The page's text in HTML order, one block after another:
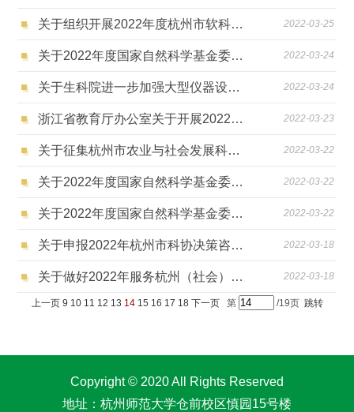
关于组织开展2022年度杭州市软科学研究项目申报工作的通知 2022-03-25
关于2022年度国家自然科学基金委员会与意大利外交与国际合作部合作研究项目指南的通知 2022-03-24
关于生科院进一步加强大型仪器设备管理的通知 2022-03-24
浙江省教育厅办公室关于开展2022年全国最美教师推荐工作的通知 2022-03-23
关于征集杭州市农业与社会发展科技计划研发攻关需求的通知 2022-03-22
关于2022年度国家自然科学基金委员会与欧盟委员会“中欧人才项目”指南的通知 2022-03-22
关于2022年度国家自然科学基金委员会与比利时法语区基础研究基金会合作交流项目指南的通知 2022-03-22
关于申报2022年杭州市科协决策咨询项目的通知 2022-03-18
关于做好2022年服务杭州（社会）发展项目申报工作的通知 2022-03-18
上一页 9 10 11 12 13 14 15 16 17 18 下一页 第 /19页 跳转
Copyright © 2020 All Rights Reserved
地址：杭州师范大学仓前校区慎园15号楼